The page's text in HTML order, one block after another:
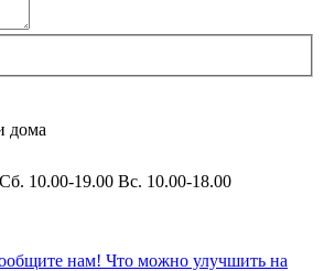
дома
Сб. 10.00-19.00 Вс. 10.00-18.00
нам! Что можно улучшить на